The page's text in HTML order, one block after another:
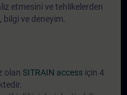
etmesini ve tehlikelerden
bilgi ve deneyim.
olan SITRAIN access için 4